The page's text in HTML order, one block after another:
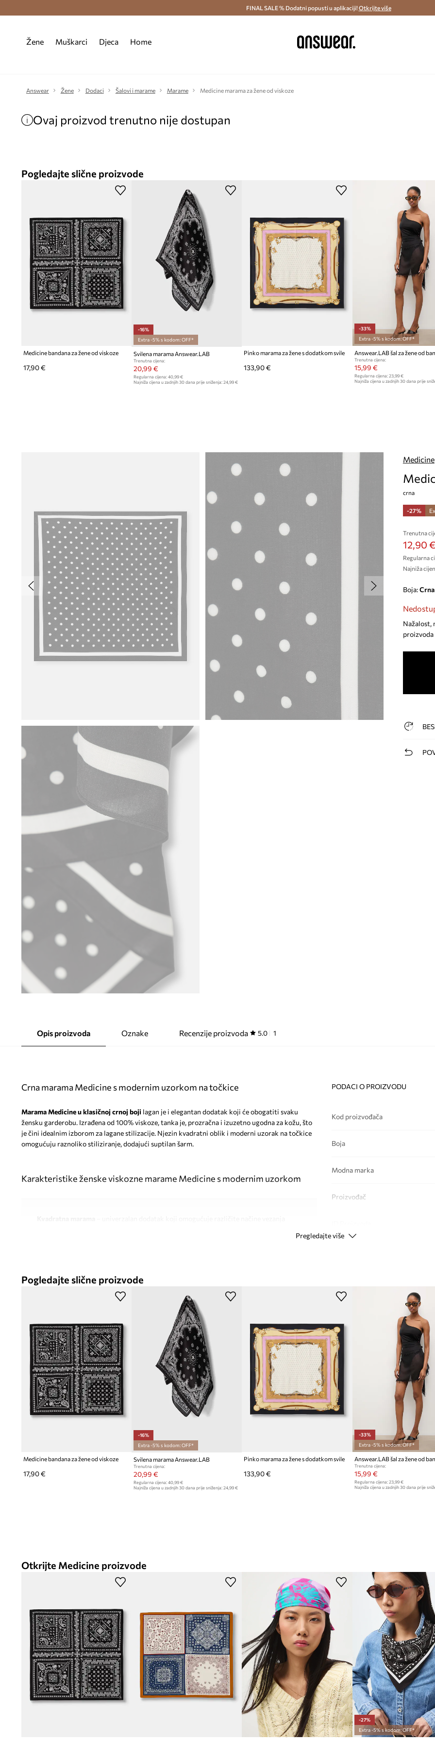
Besplatna dostava i povrat (od 70€) > Dostava u roku 48 sati >
FINAL SALE % Dodatni popusti u aplikaciji!Otkrijte više
Žene Muškarci Djeca Home
Answear Žene Dodaci Šalovi i marame Marame Medicine marama za žene od viskoze
Ovaj proizvod trenutno nije dostupan
Pogledajte slične proizvode
Medicine bandana za žene od viskoze
17,90 €
-16%
Extra -5% s kodom: OFF*
Svilena marama Answear.LAB
Trenutna cijena:
20,99 €
Regularna cijena:40,99 €
Najniža cijena u zadnjih 30 dana prije sniženja:24,99 €
Pinko marama za žene s dodatkom svile
133,90 €
-33%
Extra -5% s kodom: OFF*
Trenutna cijena:
15,99 €
Regularna cijena: 23,99 €
Najniža cijena u zadnjih 30 dana prije
Medicine
crna
-27%
Trenutna
12,90 €
Regularna
Najniža
Boja: crna
Nažalost,
proizvoda
Opis proizvoda Oznake Recenzije proizvoda 5.0 1
Crna marama Medicine s modernim uzorkom na točkice
Marama Medicine u klasičnoj crnoj bojilagan je i elegantan dodatak koji će obogatiti svaku
žensku garderobu. Izrađena od 100% viskoze, tanka je, prozračna i izuzetno ugodna za kožu, što
je čini idealnim izborom za lagane stilizacije. Njezin kvadratni oblik i moderni uzorak na točkice
omogućuju raznoliko stiliziranje, dodajući suptilan šarm.
Karakteristike ženske viskozne marame Medicine s modernim uzorkom
Imamoderan uzorak na točkice– daje stilizacijama svježinu i suptilan, ženstveni
– omogućuju slobodno aranžiranje i prilagodbu
mnogim odjevnim kombinacijama
Tanka i prozračna– idealan prijedlog za tople dane proljeća, ljeta i prijelaznu
sezonu
Glatka struktura tkanine– nježna na dodir, pridonosi elegantnom izgledu i
udobnosti nošenja
PODACI O PROIZVODU
Kod proizvođača
Boja
Modna marka
Proizvođač
Pregledajte više
Pogledajte slične proizvode
Medicine bandana za žene od viskoze
17,90 €
-16%
Extra -5% s kodom: OFF*
Svilena marama Answear.LAB
Trenutna cijena:
20,99 €
Regularna cijena:40,99 €
Najniža cijena u zadnjih 30 dana prije sniženja:24,99 €
Pinko marama za žene s dodatkom svile
133,90 €
-33%
Extra -5% s kodom: OFF*
Trenutna cijena:
15,99 €
Regularna cijena: 23,99 €
Najniža cijena u zadnjih 30 dana prije
Otkrijte Medicine proizvode
-27%
Extra -5% s kodom: OFF*